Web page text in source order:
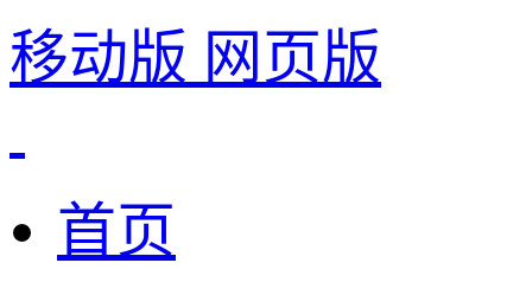
移动版 网页版
首页